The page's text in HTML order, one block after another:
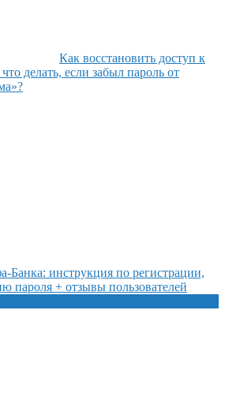
Как восстановить доступ к
делать, если забыл пароль от
Банка: инструкция по регистрации,
пароля + отзывы пользователей